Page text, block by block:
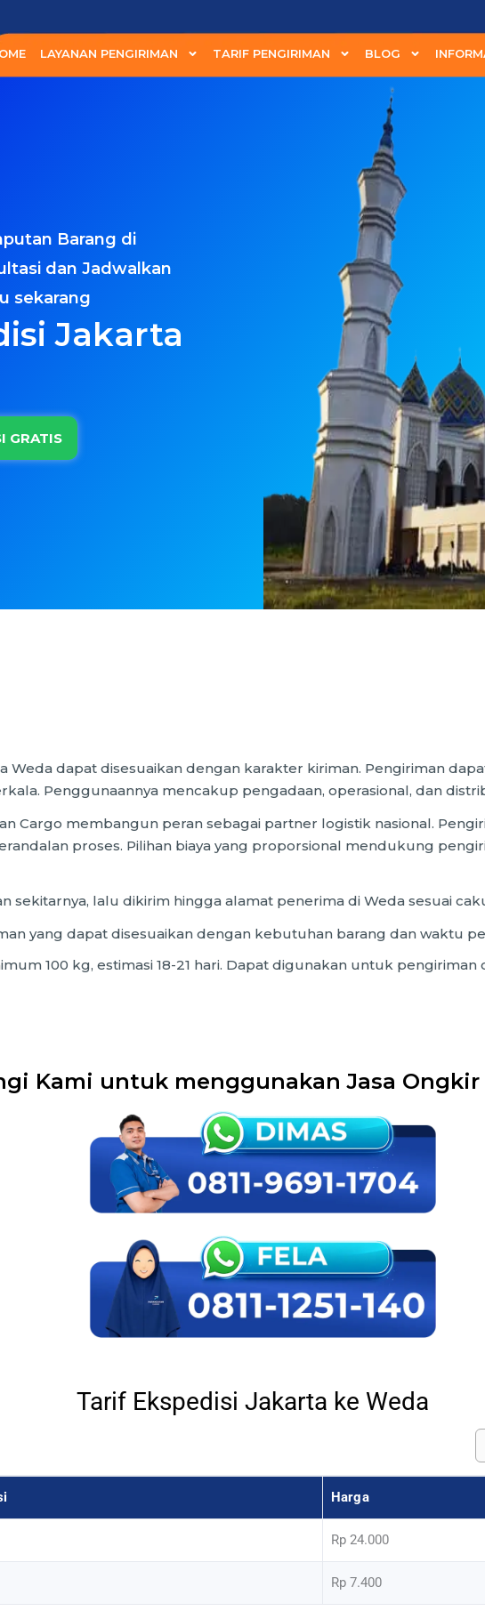
LAYANAN PENGIRIMAN TARIF PENGIRIMAN BLOG
Barang di
dan Jadwalkan
sekarang
Jakarta
GRATIS
Weda dapat disesuaikan dengan karakter kiriman. Pengiriman
Penggunaannya mencakup pengadaan, operasional, dan
Cargo membangun peran sebagai partner logistik nasional.
proses. Pilihan biaya yang proporsional mendukung
sekitarnya, lalu dikirim hingga alamat penerima di Weda sesuai
yang dapat disesuaikan dengan kebutuhan barang dan waktu
100 kg, estimasi 18-21 hari. Dapat digunakan untuk
Kami untuk menggunakan Jasa Ongkir
Tarif Ekspedisi Jakarta ke Weda
Harga
Rp 24.000
Rp 7.400